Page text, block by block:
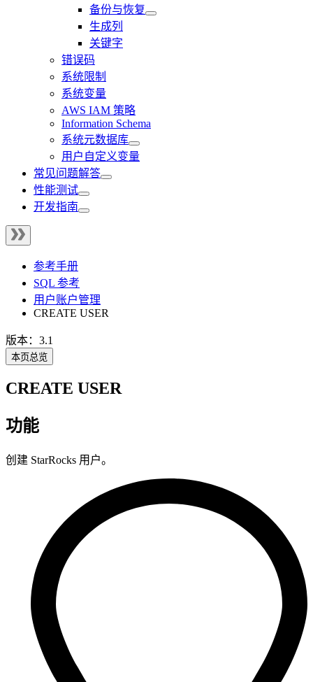
备份与恢复
生成列
关键字
错误码
系统限制
系统变量
AWS IAM 策略
Information Schema
系统元数据库
用户自定义变量
常见问题解答
性能测试
开发指南
参考手册
SQL 参考
用户账户管理
CREATE USER
版本：3.1
本页总览
CREATE USER
功能
创建 StarRocks 用户。